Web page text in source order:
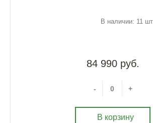
В наличии: 11
84 990 руб.
- +
В корзину